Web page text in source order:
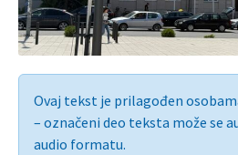
Ovaj tekst je prilagođen
– označeni deo teksta može se
audio formatu.